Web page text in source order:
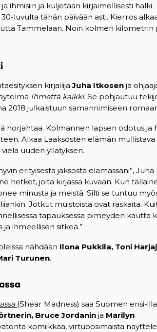
ihmisiin ja kuljetaan kirjaimellisesti halki
luvulta tähän päivään asti. Kierros
Tammelaan. Noin kolmen kilometrin
kirjailijaJuha Itkosen ja
Ihmettä kaikki. Se pohjautuu
2018 julkaistuun samannimiseen
horjahtaa. Kolmannen lapsen odotus ja
Alkaa Laaksosten elämän mullistava
uuden yllätyksen.
erityisestä jaksosta elämässäni”,
hetket, joita kirjassa kuvaan. Kun
minusta ja meistä. Silti se tuntuu
Jotkut muistoista ovat raskaita.
tapauksessa pimeyden kautta
ihmeellisen sitkeä.”
nähdään Ilona Pukkila, Toni
Turunen.
(Shear Madness) saa Suomen ensi-
Bruce Jordanin ja Marilyn
komiikkaa, virtuoosimaista